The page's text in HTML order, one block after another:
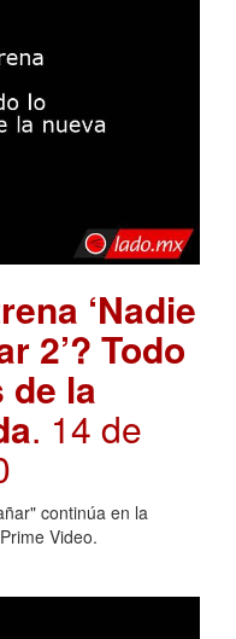
‘Nadie
2’? Todo
de la
. 14 de
continúa en la
Video.